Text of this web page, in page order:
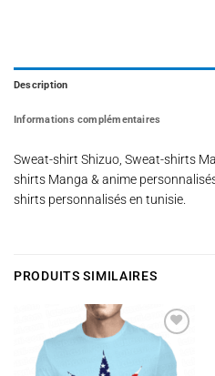
Description
Informations complémentaires
Sweat-shirt Shizuo, Sweat-shirts
shirts Manga & anime
shirts personnalisés en tunisie.
PRODUITS SIMILAIRES
Ajouter
à la